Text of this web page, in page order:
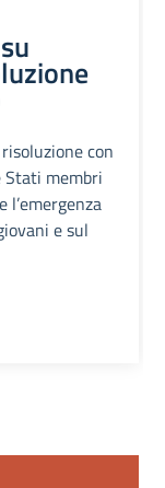
con
Stati membri
e sul